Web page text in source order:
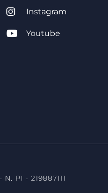
Instagram
Youtube
PI - 219887111